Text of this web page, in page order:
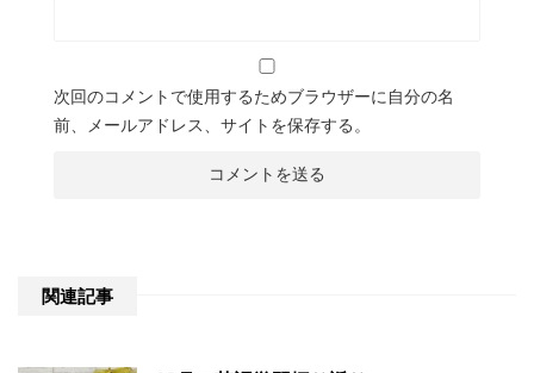
次回のコメントで使用するためブラウザーに自分の名
前、メールアドレス、サイトを保存する。
関連記事